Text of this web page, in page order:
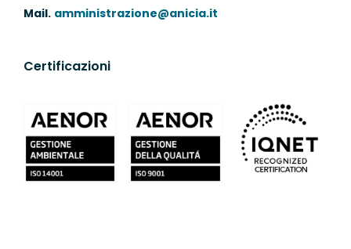
Mail. amministrazione@anicia.it
Certificazioni